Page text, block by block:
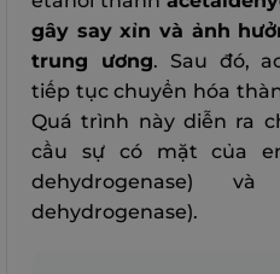
gây say xỉn và ảnh
trung ương. Sau đó,
tiếp tục chuyển hóa
Quá trình này diễn ra
cầu sự có mặt của
dehydrogenase)
dehydrogenase).